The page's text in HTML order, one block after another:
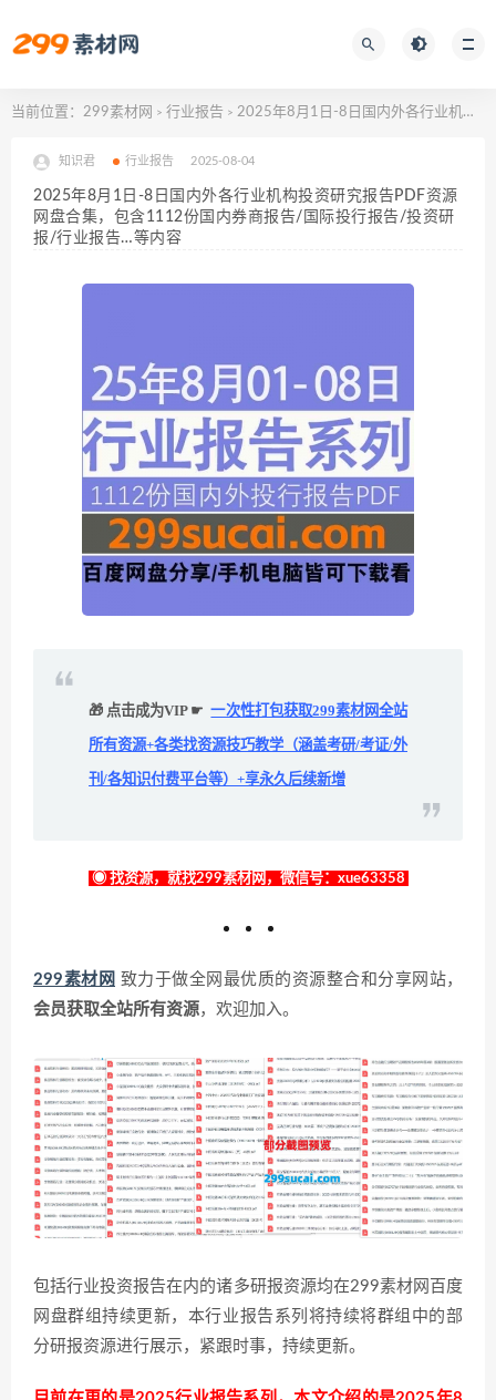
当前位置： 299素材网 > 行业报告 > 2025年8月1日-8日国内外各行业机构投资研究报告PDF资源网盘合集，包含1112份国内券商报告/国际投行报告/投资研报/行业报告…等内容
知识君 行业报告 2025-08-04
2025年8月1日-8日国内外各行业机构投资研究报告PDF资源
网盘合集，包含1112份国内券商报告/国际投行报告/投资研
报/行业报告…等内容
🎁 点击成为VIP ☛ 一次性打包获取299素材网全站
所有资源+各类找资源技巧教学（涵盖考研/考证/外
刊/各知识付费平台等）+享永久后续新增
◉ 找资源，就找299素材网，微信号：xue63358
299素材网 致力于做全网最优质的资源整合和分享网站，
会员获取全站所有资源，欢迎加入。
包括行业投资报告在内的诸多研报资源均在299素材网百度
网盘群组持续更新，本行业报告系列将持续将群组中的部
分研报资源进行展示，紧跟时事，持续更新。